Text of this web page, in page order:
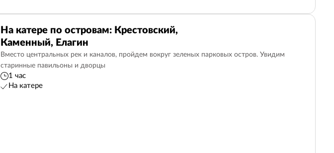
На катере по островам: Крестовский,
Каменный, Елагин
Вместо центральных рек и каналов, пройдем вокруг зеленых парковых остров. Увидим
старинные павильоны и дворцы
1 час
На катере